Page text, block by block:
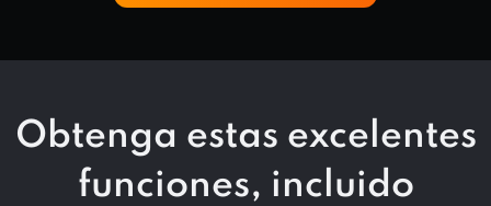
Obtenga estas excelentes
funciones, incluido